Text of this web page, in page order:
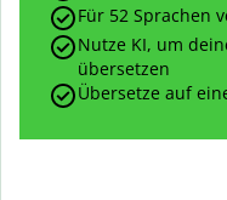
Für 52 Sprachen
Nutze KI, um
übersetzen
Übersetze auf